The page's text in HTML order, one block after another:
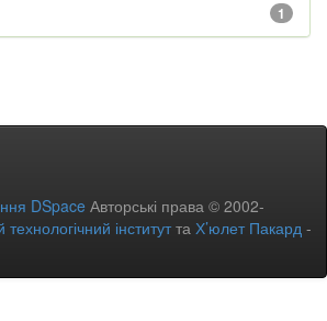
1
DSpace Авторські права © 2002-
інститутта Х’юлет Пакард -